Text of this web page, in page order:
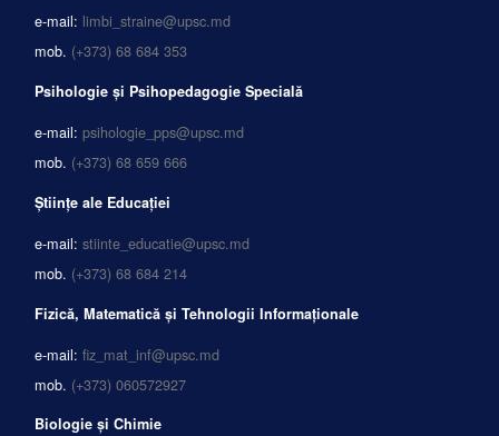
e-mail: limbi_straine@upsc.md
mob. (+373) 68 684 353
Psihologie și Psihopedagogie Specială
e-mail: psihologie_pps@upsc.md
mob. (+373) 68 659 666
Științe ale Educației
e-mail: stiinte_educatie@upsc.md
mob. (+373) 68 684 214
Fizică, Matematică și Tehnologii Informaționale
e-mail: fiz_mat_inf@upsc.md
mob. (+373) 060572927
Biologie și Chimie